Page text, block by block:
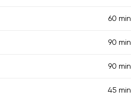
60 min
90 min
90 min
45 min